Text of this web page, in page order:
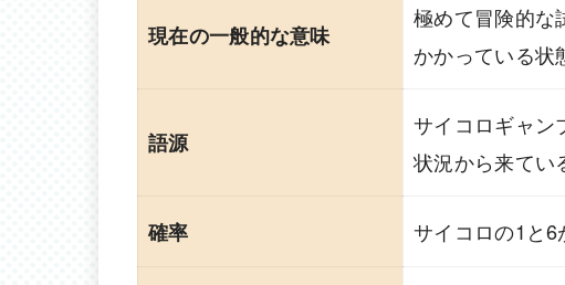
現在の一般的な意味
極めて冒険的な
かかっている状
語源
サイコロギャン
状況から来てい
確率 サイコロの1と